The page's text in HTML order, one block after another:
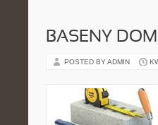
BASENY
POSTED BY ADMIN